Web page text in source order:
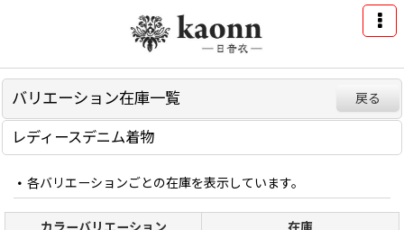
バリエーション在庫一覧 戻る
レディースデニム着物
各バリエーションごとの在庫を表示しています。